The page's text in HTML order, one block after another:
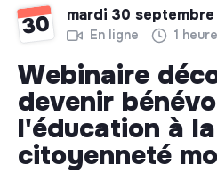
30 mardi 30 septembre
En ligne 1
Webinaire
devenir
l'éducation à la
citoyenneté